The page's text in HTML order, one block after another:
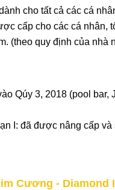
cho tất cả các cá
cấp cho các cá nhân,
(theo quy định của nhà
Qúy 3, 2018 (pool
I: đã được nâng cấp
Cương - Diamond